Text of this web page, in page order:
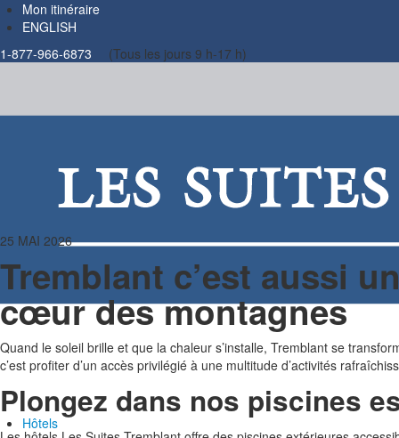
Mon itinéraire
ENGLISH
1-877-966-6873
(Tous les jours 9 h-17 h)
Hôtels
25 MAI 2026
Tremblant c’est aussi
cœur des montagnes
Quand le soleil brille et que la chaleur s’installe, Tremblant se
c’est profiter d’un accès privilégié à une multitude d’activités
Plongez dans nos piscines